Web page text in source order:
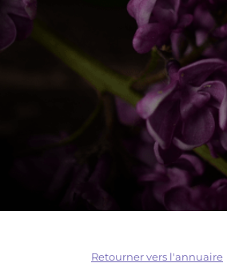
Retourner vers l'annuaire